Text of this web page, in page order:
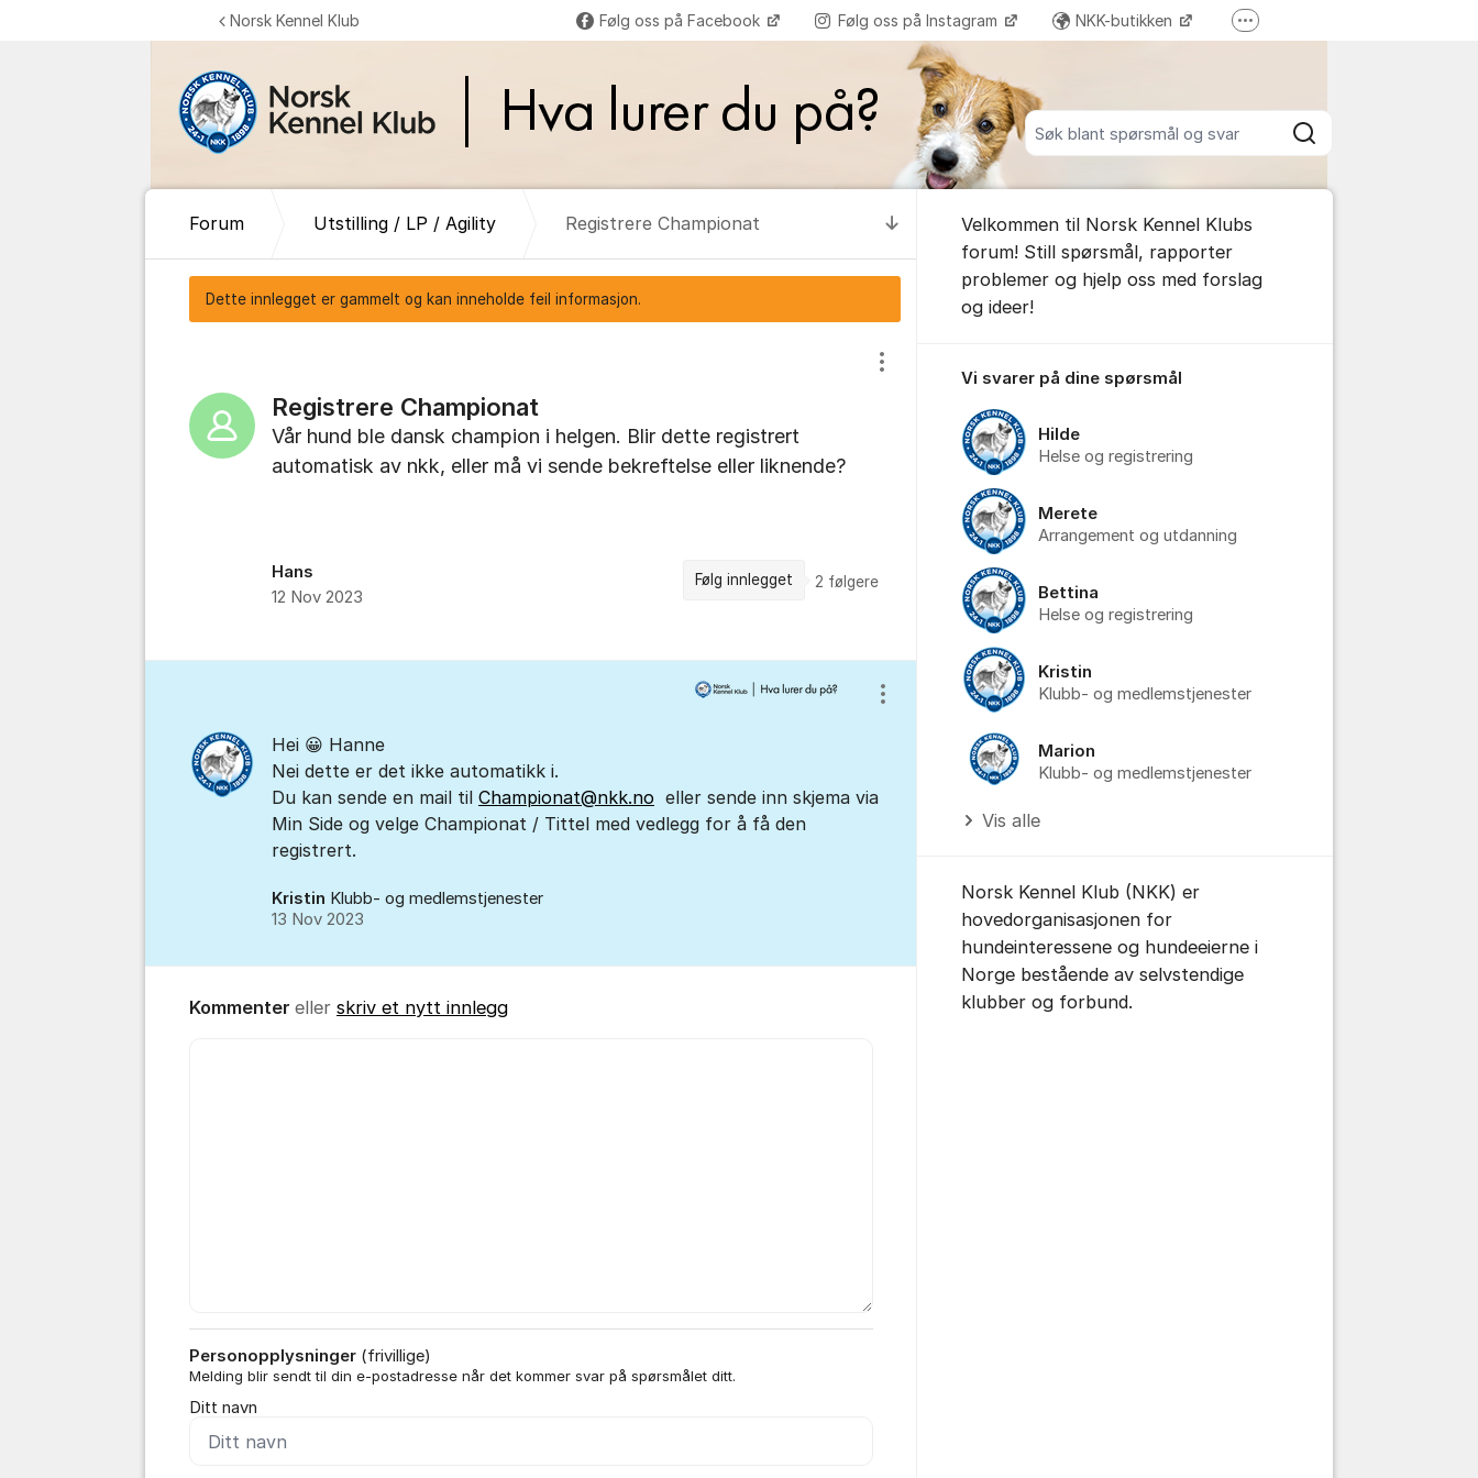
Søk blant alle innlegg
Søk
Norsk Kennel Klub Følg oss på Facebook Følg oss på Instagram NKK-butikken Flere supportlenker
Til seneste kommentar
Forum Utstilling / LP / Agility Registrere Championat
Dette innlegget er gammelt og kan inneholde feil informasjon.
Registrere Championat
Vis/skjul innstillinger for innlegg/kommentarer
Vår hund ble dansk champion i helgen. Blir dette registrert
automatisk av nkk, eller må vi sende bekreftelse eller liknende?
Hans
12 Nov 2023
Følg innlegget 2 følgere
Hei 😀 Hanne
Nei dette er det ikke automatikk i.
Du kan sende en mail til Championat@nkk.no eller sende inn skjema via
Min Side og velge Championat / Tittel med vedlegg for å få den
registrert.
Kristin Klubb- og medlemstjenester
13 Nov 2023
Vis/skjul innstillinger for innlegg/kommentarer
Kommenter eller skriv et nytt innlegg
Personopplysninger (frivillige)
Melding blir sendt til din e-postadresse når det kommer svar på spørsmålet ditt.
Ditt navn
Velkommen til Norsk Kennel Klubs
forum! Still spørsmål, rapporter
problemer og hjelp oss med forslag
og ideer!
Vi svarer på dine spørsmål
Hilde
Helse og registrering
Merete
Arrangement og utdanning
Bettina
Helse og registrering
Kristin
Klubb- og medlemstjenester
Marion
Klubb- og medlemstjenester
Vis alle
Norsk Kennel Klub (NKK) er
hovedorganisasjonen for
hundeinteressene og hundeeierne i
Norge bestående av selvstendige
klubber og forbund.